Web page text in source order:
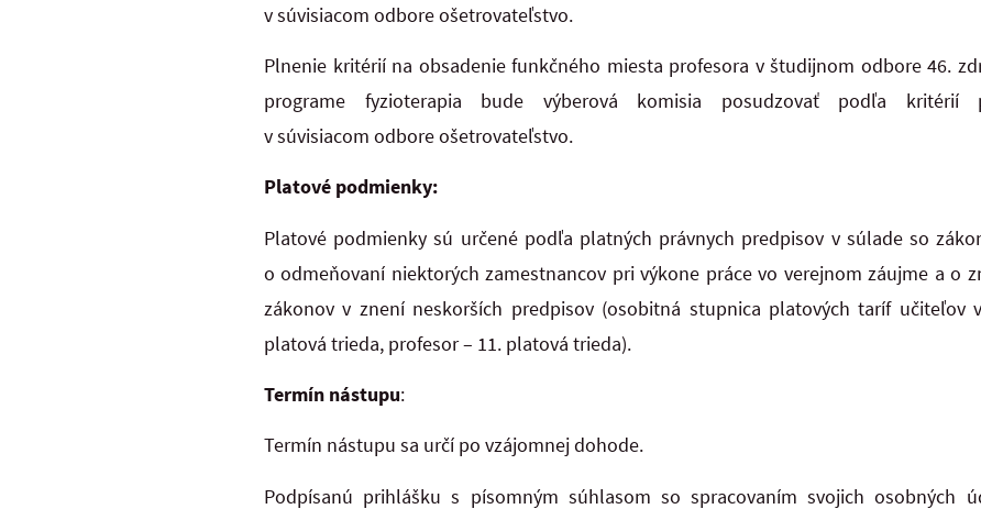
v súvisiacom odbore ošetrovateľstvo.
Plnenie kritérií na obsadenie funkčného miesta profesora v študijnom odbore 46.
programe fyzioterapia bude výberová komisia posudzovať podľa kritérií
v súvisiacom odbore ošetrovateľstvo.
Platové podmienky:
Platové podmienky sú určené podľa platných právnych predpisov v súlade so
o odmeňovaní niektorých zamestnancov pri výkone práce vo verejnom záujme a o
zákonov v znení neskorších predpisov (osobitná stupnica platových taríf učiteľov
platová trieda, profesor – 11. platová trieda).
Termín nástupu:
Termín nástupu sa určí po vzájomnej dohode.
Podpísanú prihlášku s písomným súhlasom so spracovaním svojich osobných